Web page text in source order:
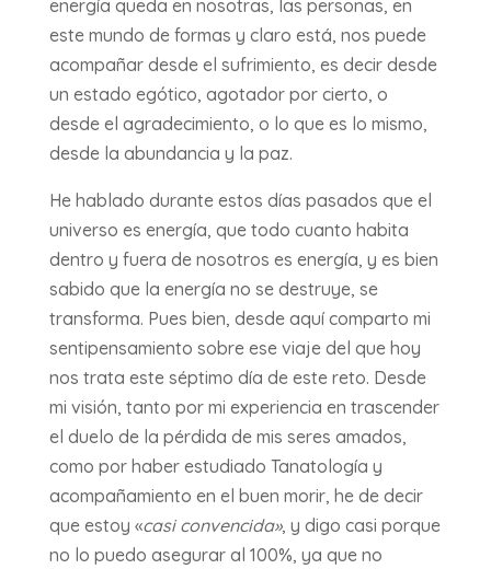
energía queda en nosotras, las personas, en
este mundo de formas y claro está, nos puede
acompañar desde el sufrimiento, es decir desde
un estado egótico, agotador por cierto, o
desde el agradecimiento, o lo que es lo mismo,
desde la abundancia y la paz.
He hablado durante estos días pasados que el
universo es energía, que todo cuanto habita
dentro y fuera de nosotros es energía, y es bien
sabido que la energía no se destruye, se
transforma. Pues bien, desde aquí comparto mi
sentipensamiento sobre ese viaje del que hoy
nos trata este séptimo día de este reto. Desde
mi visión, tanto por mi experiencia en trascender
el duelo de la pérdida de mis seres amados,
como por haber estudiado Tanatología y
acompañamiento en el buen morir, he de decir
que estoy «casi convencida», y digo casi porque
no lo puedo asegurar al 100%, ya que no